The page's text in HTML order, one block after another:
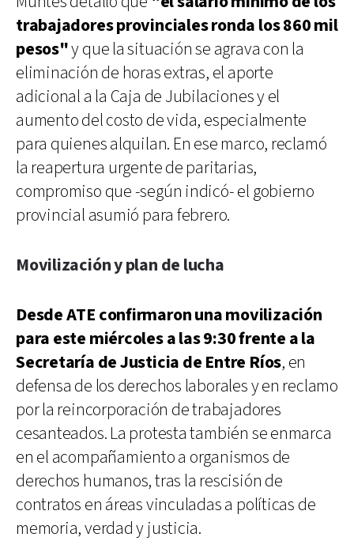
trabajadores provinciales ronda los 860 mil
pesos"y que la situación se agrava con la
eliminación de horas extras, el aporte
adicional a la Caja de Jubilaciones y el
aumento del costo de vida, especialmente
para quienes alquilan. En ese marco, reclamó
la reapertura urgente de paritarias,
compromiso que -según indicó- el gobierno
provincial asumió para febrero.
Movilización y plan de lucha
Desde ATE confirmaron una movilización
para este miércoles a las 9:30 frente a la
Secretaría de Justicia de Entre Ríos, en
defensa de los derechos laborales y en reclamo
por la reincorporación de trabajadores
cesanteados. La protesta también se enmarca
en el acompañamiento a organismos de
derechos humanos, tras la rescisión de
contratos en áreas vinculadas a políticas de
memoria, verdad y justicia.